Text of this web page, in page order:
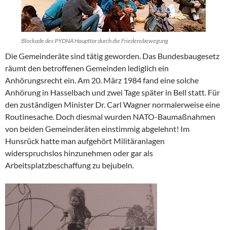
Blockade des PYDNA Haupttor durch die Friedensbewegung
Die Gemeinderäte sind tätig geworden. Das Bundesbaugesetz
räumt den betroffenen Gemeinden lediglich ein
Anhörungsrecht ein. Am 20. März 1984 fand eine solche
Anhörung in Hasselbach und zwei Tage später in Bell statt. Für
den zuständigen Minister Dr. Carl Wagner normalerweise eine
Routinesache. Doch diesmal wurden NATO-Baumaßnahmen
von beiden Gemeinderäten einstimmig abgelehnt! Im
Hunsrück hatte man aufgehört Militäranlagen
widerspruchslos hinzunehmen oder gar als
Arbeitsplatzbeschaffung zu bejubeln.